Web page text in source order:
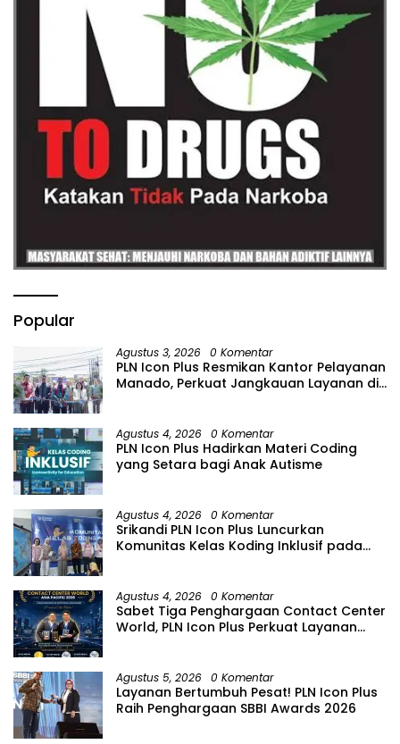
Popular
Agustus 3, 2026 0 Komentar
PLN Icon Plus Resmikan Kantor Pelayanan
Manado, Perkuat Jangkauan Layanan di
Agustus 4, 2026 0 Komentar
PLN Icon Plus Hadirkan Materi Coding
yang Setara bagi Anak Autisme
Agustus 4, 2026 0 Komentar
Srikandi PLN Icon Plus Luncurkan
Komunitas Kelas Koding Inklusif pada
Agustus 4, 2026 0 Komentar
Sabet Tiga Penghargaan Contact Center
World, PLN Icon Plus Perkuat Layanan
Agustus 5, 2026 0 Komentar
Layanan Bertumbuh Pesat! PLN Icon Plus
Raih Penghargaan SBBI Awards 2026